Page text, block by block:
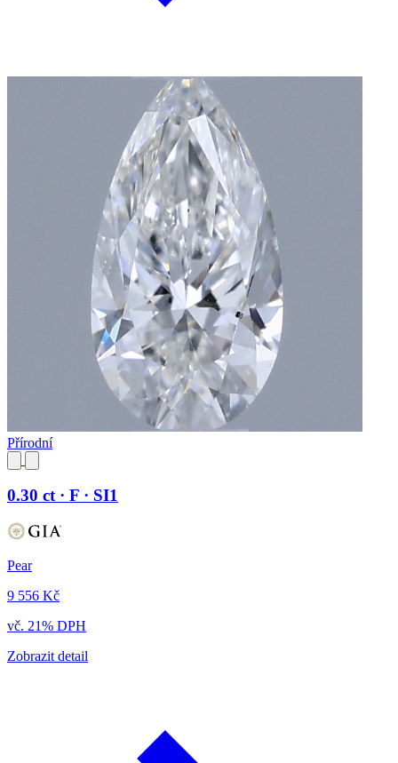
Přírodní
0.30 ct · F · SI1
Pear
9 556 Kč
vč. 21% DPH
Zobrazit detail